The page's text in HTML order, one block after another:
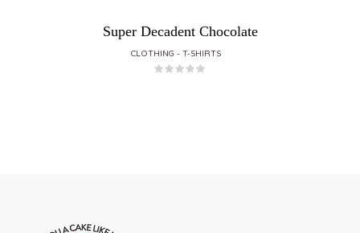
Super Decadent Chocolate
CLOTHING T-SHIRTS